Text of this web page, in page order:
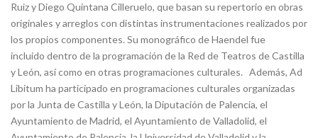
Ruiz y Diego Quintana Cilleruelo, que basan su repertorio en obras
originales y arreglos con distintas instrumentaciones realizados por
los propios componentes. Su monográfico de Haendel fue
incluido dentro de la programación de la Red de Teatros de Castilla
y León, así como en otras programaciones culturales. Además, Ad
Libitum ha participado en programaciones culturales organizadas
por la Junta de Castilla y León, la Diputación de Palencia, el
Ayuntamiento de Madrid, el Ayuntamiento de Valladolid, el